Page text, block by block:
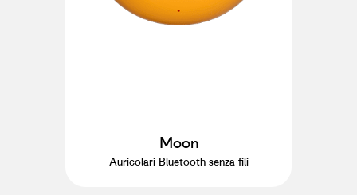
Moon
Auricolari Bluetooth senza fili